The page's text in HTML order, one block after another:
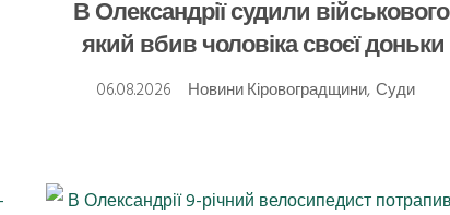
В Олександрії судили
який вбив чоловіка своєї доньки
06.08.2026
Новини Кіровоградщини, Суди